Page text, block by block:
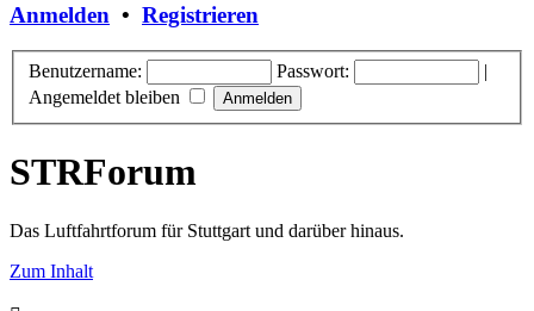
Anmelden • Registrieren
Benutzername: Passwort:
|
Angemeldet bleiben
STRForum
Das Luftfahrtforum für Stuttgart und darüber hinaus.
Zum Inhalt